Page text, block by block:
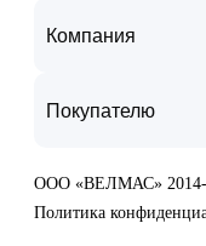
Компания
Покупателю
ООО «ВЕЛМАС» 2014-
Политика